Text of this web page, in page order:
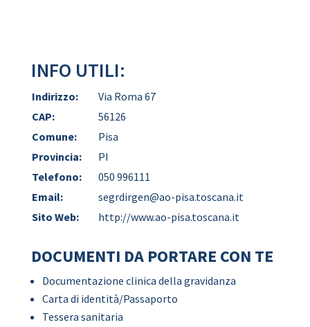
INFO UTILI:
Indirizzo:
Via Roma 67
CAP:
56126
Comune:
Pisa
Provincia:
PI
Telefono:
050 996111
Email:
segrdirgen@ao-pisa.toscana.it
Sito Web:
http://www.ao-pisa.toscana.it
DOCUMENTI DA PORTARE CON TE
Documentazione clinica della gravidanza
Carta di identità/Passaporto
Tessera sanitaria